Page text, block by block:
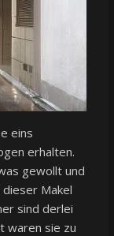
eins
erhalten.
gewollt und
Makel
sind derlei
waren sie zu